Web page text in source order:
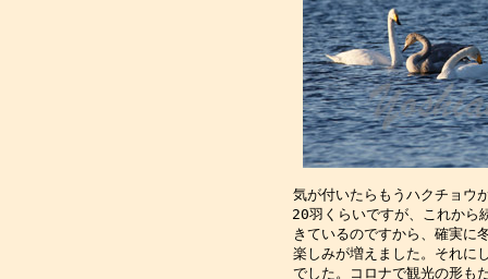
気が付いたらもうハクチョウ
20羽くらいですが、これから
きているのですから、確実に
楽しみが増えました。それに